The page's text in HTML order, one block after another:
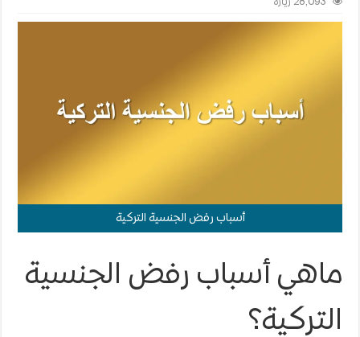
28,093 زيارة
أسباب رفض الجنسية التركية
ماهي أسباب رفض الجنسية
التركية؟